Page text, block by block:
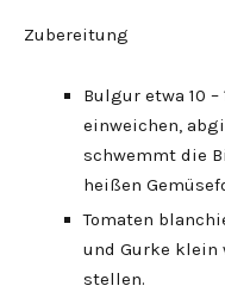
Zubereitung
Bulgur etwa 10
einweichen,
schwemmt die
heißen
Tomaten
und Gurke klein
stellen.